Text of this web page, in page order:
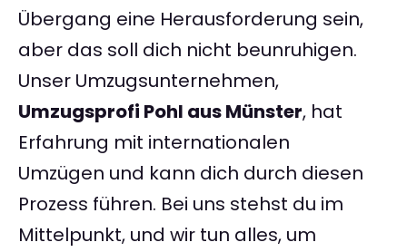
Übergang eine Herausforderung sein,
aber das soll dich nicht beunruhigen.
Unser Umzugsunternehmen,
Umzugsprofi Pohl aus Münster, hat
Erfahrung mit internationalen
Umzügen und kann dich durch diesen
Prozess führen. Bei uns stehst du im
Mittelpunkt, und wir tun alles, um